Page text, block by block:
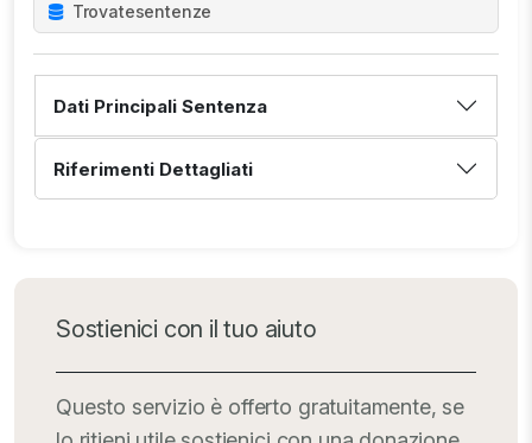
Trovatesentenze
Dati Principali Sentenza
Riferimenti Dettagliati
Sostienici con il tuo aiuto
Questo servizio è offerto gratuitamente, se